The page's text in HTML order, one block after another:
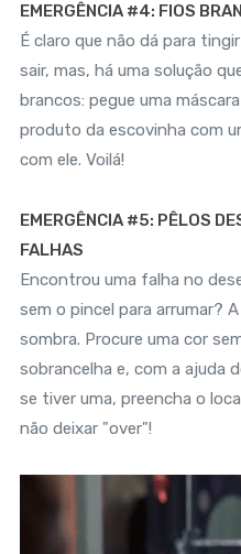
EMERGÊNCIA #4: FIOS
É claro que não dá para
sair, mas, há uma solução
brancos: pegue uma
produto da escovinha com
com ele. Voilá!
EMERGÊNCIA #5: PÊLOS
FALHAS
Encontrou uma falha no
sem o pincel para arrumar?
sombra. Procure uma cor
sobrancelha e, com a ajuda
se tiver uma, preencha o
não deixar "over"!